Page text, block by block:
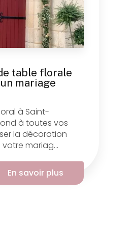
table florale
mariage
à Saint-
à toutes vos
la décoration
mariag...
En savoir plus